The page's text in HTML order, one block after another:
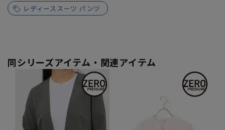
レディーススーツ パンツ
同シリーズアイテム・関連アイテム